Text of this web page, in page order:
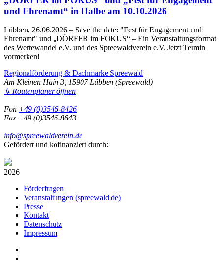
und Ehrenamt“ in Halbe am 10.10.2026
Lübben, 26.06.2026 – Save the date: "Fest für Engagement und
Ehrenamt" und „DÖRFER im FOKUS“ – Ein Veranstaltungsformat
des Wertewandel e.V. und des Spreewaldverein e.V. Jetzt Termin
vormerken!
Regionalförderung & Dachmarke Spreewald
Am Kleinen Hain 3, 15907 Lübben (Spreewald)
↳ Routenplaner öffnen
Fon +49 (0)3546-8426
Fax +49 (0)3546-8643
info@spreewaldverein.de
Gefördert und kofinanziert durch:
2026
Förderfragen
Veranstaltungen (spreewald.de)
Presse
Kontakt
Datenschutz
Impressum